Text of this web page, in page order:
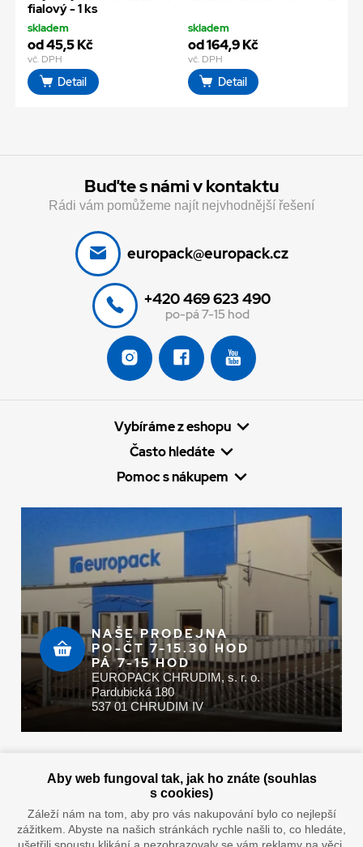
fialový - 1 ks
skladem
od 45,5 Kč
vč. DPH
Detail
skladem
od 164,9 Kč
vč. DPH
Detail
Buďte s námi v kontaktu
Rádi vám pomůžeme najít nejvhodnější řešení
europack@europack.cz
+420 469 623 490
po-pá 7-15 hod
Vybíráme z eshopu
Často hledáte
Pomoc s nákupem
NAŠE PRODEJNA
PO-ČT 7-15.30 HOD
PÁ 7-15 HOD
EUROPACK CHRUDIM, s. r. o.
Pardubická 180
537 01 CHRUDIM IV
Doprava vaším oblíbeným dopravcem
Aby web fungoval tak, jak ho znáte (souhlas
s cookies)
Záleží nám na tom, aby pro vás nakupování bylo co nejlepší
zážitkem. Abyste na našich stránkách rychle našli to, co hledáte,